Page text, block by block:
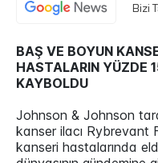
Bizi
BAŞ VE BOYUN
HASTALARIN YÜZDE
KAYBOLDU
Johnson & Johnson
kanser ilacı Rybrevant
kanseri hastalarında